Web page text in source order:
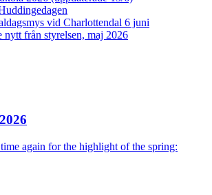
vid Charlottendal 6 juni
nytt från styrelsen, maj 2026
again for the highlight of the spring: